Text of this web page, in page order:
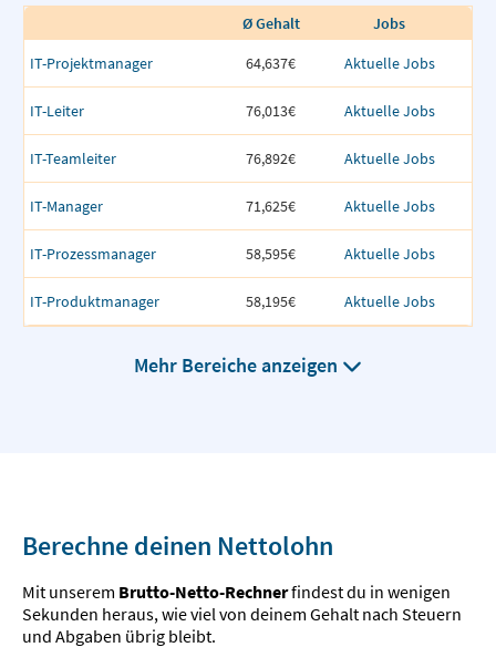
Ø Gehalt
Jobs
IT-Projektmanager
64,637€ Aktuelle Jobs
IT-Leiter 76,013€ Aktuelle Jobs
IT-Teamleiter 76,892€ Aktuelle Jobs
IT-Manager 71,625€ Aktuelle Jobs
IT-Prozessmanager 58,595€ Aktuelle Jobs
IT-Produktmanager 58,195€ Aktuelle Jobs
Mehr Bereiche anzeigen
Berechne deinen Nettolohn
Mit unserem Brutto-Netto-Rechnerfindest du in wenigen
Sekunden heraus, wie viel von deinem Gehalt nach Steuern
und Abgaben übrig bleibt.